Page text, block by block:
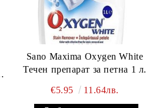
Sano Maxima Oxygen White
Течен препарат за петна 1 л.
€5.95 11.64лв.